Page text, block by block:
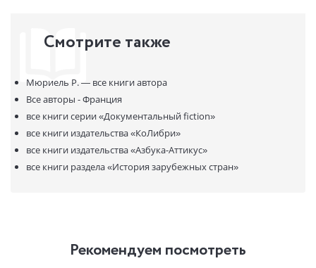
Артикул:
А0000029327
В продаже с:
бывшая лишь номинальной женой и королевой, вознеслась на
умные и бесстрашные шпионки, готовы на все ради успеха своей
первой миссии.
Смотрите также
Мюриель Р. — все книги автора
Все авторы - Франция
все книги серии«Документальный fiction»
все книги издательства«КоЛибри»
все книги издательства«Азбука-Аттикус»
все книги раздела«История зарубежных стран»
Рекомендуем посмотреть